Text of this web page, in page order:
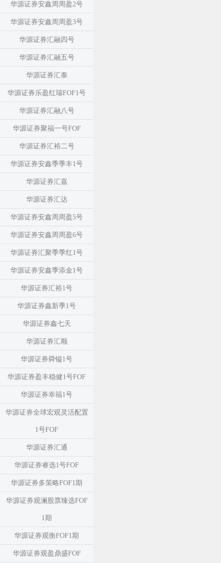
华源证券安鑫周周盈2号
华源证券安鑫周周盈3号
华源证券汇融四号
华源证券汇融五号
华源证券汇泰
华源证券乐盈红瑞FOF1号
华源证券汇融八号
华源证券聚福一号FOF
华源证券汇裕二号
华源证券安鑫季季丰1号
华源证券汇嘉
华源证券汇达
华源证券安鑫周周盈5号
华源证券安鑫周周盈6号
华源证券汇聚季季红1号
华源证券安鑫季添金1号
华源证券汇裕1号
华源证券鑫新季1号
华源证券鑫七天
华源证券汇顺
华源证券舜镒1号
华源证券盈丰稳健1号FOF
华源证券幸福1号
华源证券全球宏观灵活配置
1号FOF
华源证券汇通
华源证券睿选1号FOF
华源证券多策略FOF1期
华源证券观澜股票臻选FOF
1期
华源证券观衡FOF1期
华源证券观盈鼎盛FOF